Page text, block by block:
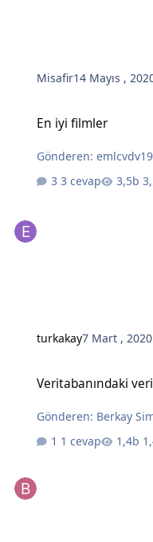
Misafir14 Mayıs ,
En iyi filmler
Gönderen:
3 cevap
turkakay7 Mart ,
Veritabanındaki
Gönderen: Berkay
1 cevap